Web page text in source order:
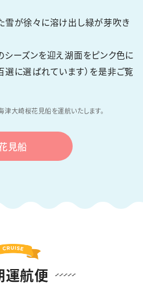
雪が徐々に溶け出し緑が芽吹き
ーズンを迎え湖面をピンク色に
に選ばれています）を是非ご覧
大崎桜花見船を運航いたします。
見船
運航便